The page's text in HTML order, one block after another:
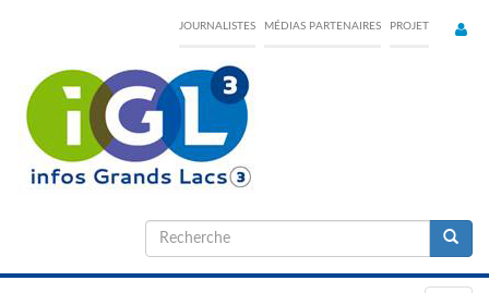
content
JOURNALISTES MÉDIAS PARTENAIRES PROJET
Formulaire
de